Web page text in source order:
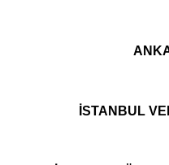
İSTANBUL